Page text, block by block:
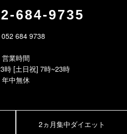
684-9735
052 684 9738
営業時間
時 [土日祝] 7時~23時
年中無休
2ヵ月集中ダイエット